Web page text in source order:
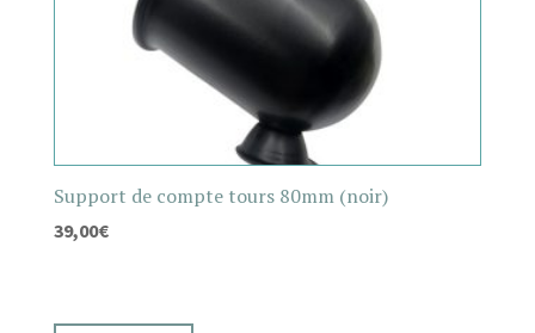
Support de compte tours 80mm (noir)
39,00€